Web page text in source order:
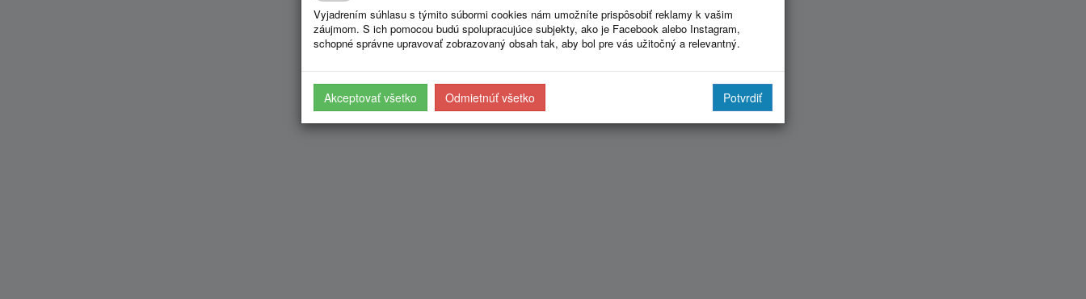
Vyjadrením súhlasu s týmito súbormi cookies nám umožníte prispôsobiť reklamy k vašim
záujmom. S ich pomocou budú spolupracujúce subjekty, ako je Facebook alebo Instagram,
schopné správne upravovať zobrazovaný obsah tak, aby bol pre vás užitočný a relevantný.
Akceptovať všetko Odmietnúť všetko Potvrdiť